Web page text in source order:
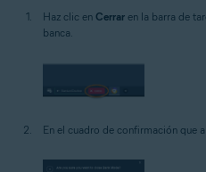
Haz clic en Cerrar en la barra de
banca.
En el cuadro de confirmación que